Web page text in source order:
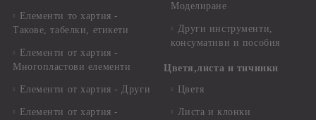
Елементи то хартия -
Такове, табелки, етикети
Елементи от хартия -
Многопластови елементи
Елементи от хартия - Други
Елементи от хартия -
Моделиране
Други инструменти,
консумативи и пособия
Цветя,листа и тичинки
Цветя
Листа и клонки